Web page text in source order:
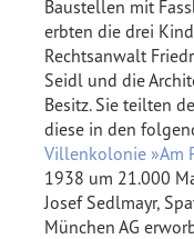
Baustellen mit
erbten die drei
Rechtsanwalt
Seidl und die
Besitz. Sie teilten
diese in den
Villenkolonie »Am
1938 um 21.000
Josef Sedlmayr,
München AG